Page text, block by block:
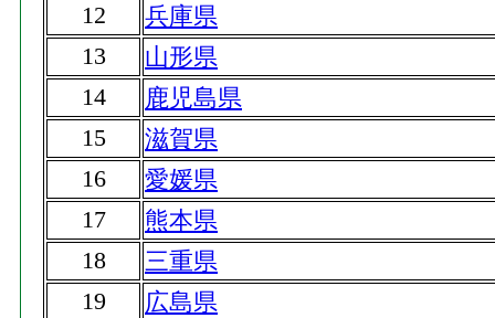
12
兵庫県
13
山形県
14
鹿児島県
15
滋賀県
16
愛媛県
17
熊本県
18
三重県
19
広島県